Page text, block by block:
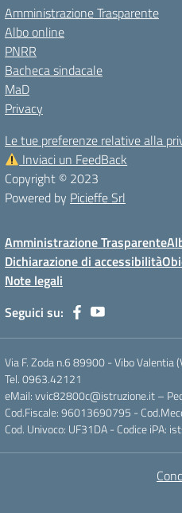
Amministrazione Trasparente
Albo online
PNRR
Bacheca sindacale
MaD
Privacy
Le tue preferenze relative alla
Inviaci un FeedBack
Copyright © 2023
Powered by Picieffe Srl
Amministrazione Trasparente
Dichiarazione di accessibilità
Note legali
Seguici su:
Via F. Zoda n.6 89900 - Vibo Valentia
Tel. 0963.42121
eMail: vvic82800c@istruzione.it –
Cod.Fiscale: 96013690795 -
Cod. Univoco: UF31DA - Codice iPA: